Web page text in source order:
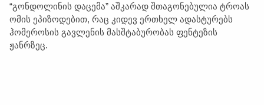
“გონდოლინის დაცემა” აშკარად შთაგონებულია ტროას
ომის ეპიზოდებით, რაც კიდევ ერთხელ ადასტურებს
ჰომეროსის გავლენის მასშტაბურობას ფენტეზის
ჟანრზეც.